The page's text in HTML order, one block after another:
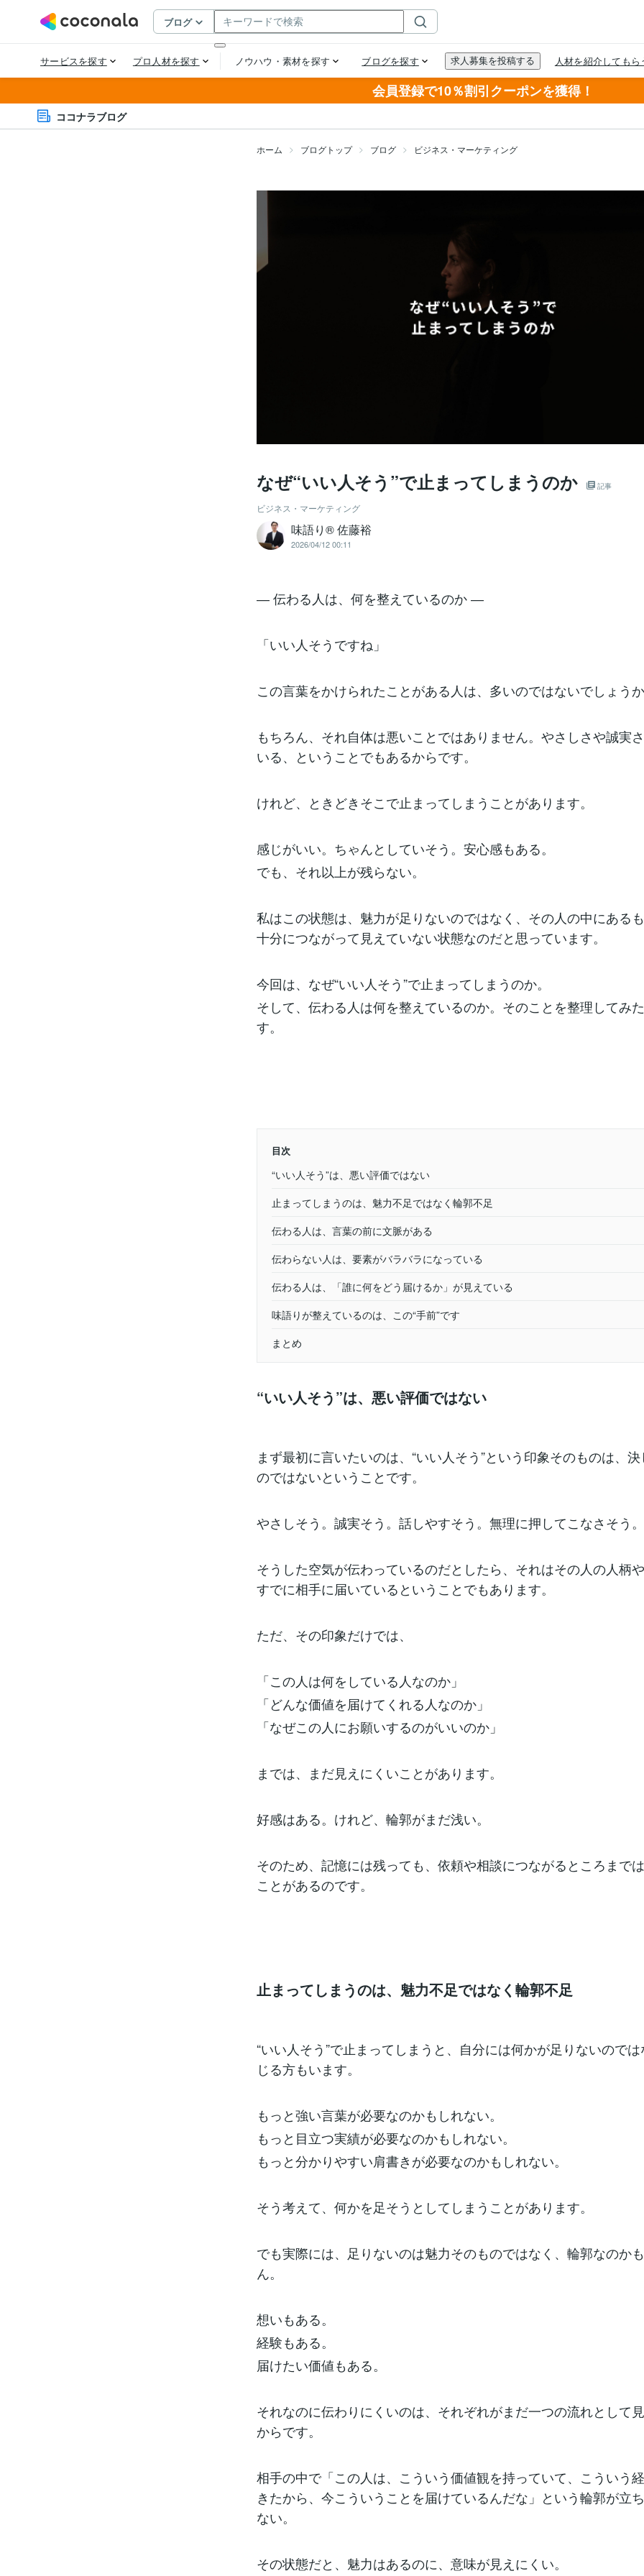
会員登録で10％割引クーポンを獲得！
ココナラブログ
ホーム ブログトップ ブログ ビジネス・マーケティング
なぜ“いい人そう”で止まってしまうのか 記事
ビジネス・マーケティング
味語り® 佐藤裕
2026/04/12 00:11
― 伝わる人は、何を整えているのか ―
「いい人そうですね」
この言葉をかけられたことがある人は、多いのではないでしょうか
もちろん、それ自体は悪いことではありません。やさしさや誠実
いる、ということでもあるからです。
けれど、ときどきそこで止まってしまうことがあります。
感じがいい。ちゃんとしていそう。安心感もある。
でも、それ以上が残らない。
私はこの状態は、魅力が足りないのではなく、その人の中にある
十分につながって見えていない状態なのだと思っています。
今回は、なぜ“いい人そう”で止まってしまうのか。
そして、伝わる人は何を整えているのか。そのことを整理してみ
す。
目次
“いい人そう”は、悪い評価ではない
止まってしまうのは、魅力不足ではなく輪郭不足
伝わる人は、言葉の前に文脈がある
伝わらない人は、要素がバラバラになっている
伝わる人は、「誰に何をどう届けるか」が見えている
味語りが整えているのは、この“手前”です
まとめ
“いい人そう”は、悪い評価ではない
まず最初に言いたいのは、“いい人そう”という印象そのものは、
のではないということです。
やさしそう。誠実そう。話しやすそう。無理に押してこなさそう。
そうした空気が伝わっているのだとしたら、それはその人の人柄や
すでに相手に届いているということでもあります。
ただ、その印象だけでは、
「この人は何をしている人なのか」
「どんな価値を届けてくれる人なのか」
「なぜこの人にお願いするのがいいのか」
までは、まだ見えにくいことがあります。
好感はある。けれど、輪郭がまだ浅い。
そのため、記憶には残っても、依頼や相談につながるところまで
ことがあるのです。
止まってしまうのは、魅力不足ではなく輪郭不足
“いい人そう”で止まってしまうと、自分には何かが足りないので
じる方もいます。
もっと強い言葉が必要なのかもしれない。
もっと目立つ実績が必要なのかもしれない。
もっと分かりやすい肩書きが必要なのかもしれない。
そう考えて、何かを足そうとしてしまうことがあります。
でも実際には、足りないのは魅力そのものではなく、輪郭なのか
ん。
想いもある。
経験もある。
届けたい価値もある。
それなのに伝わりにくいのは、それぞれがまだ一つの流れとして
からです。
相手の中で「この人は、こういう価値観を持っていて、こういう
きたから、今こういうことを届けているんだな」という輪郭が立
ない。
その状態だと、魅力はあるのに、意味が見えにくい。